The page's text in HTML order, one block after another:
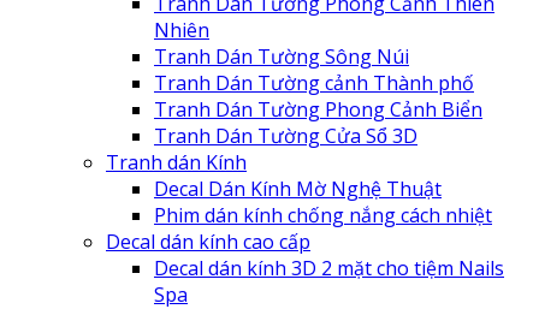
Nhiên
Tranh Dán Tường Sông Núi
Tranh Dán Tường cảnh Thành phố
Tranh Dán Tường Phong Cảnh Biển
Tranh Dán Tường Cửa Sổ 3D
Tranh dán Kính
Decal Dán Kính Mờ Nghệ Thuật
Phim dán kính chống nắng cách nhiệt
Decal dán kính cao cấp
Decal dán kính 3D 2 mặt cho tiệm Nails
Spa